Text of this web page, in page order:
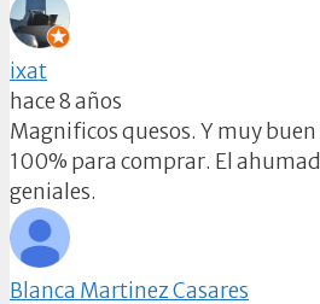
ixat
hace 8 años
Magnificos quesos. Y muy
100% para comprar. El
geniales.
Blanca Martinez Casares